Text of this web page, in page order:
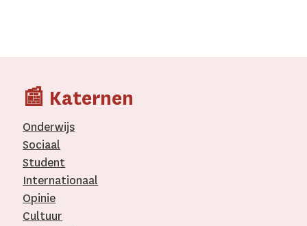
📰 Katernen
Onderwijs
Sociaal
Student
Internationaal­
Opinie
Cultuur